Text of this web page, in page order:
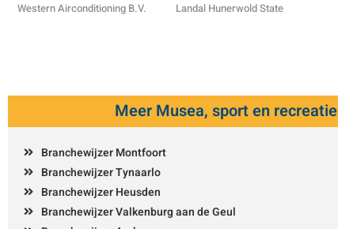
Western Airconditioning B.V. Landal Hunerwold State
Meer Musea, sport en recreatie
Branchewijzer Montfoort
Branchewijzer Tynaarlo
Branchewijzer Heusden
Branchewijzer Valkenburg aan de Geul